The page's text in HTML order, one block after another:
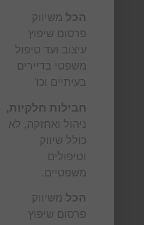
הכל משיווק
פרסום שיפוץ
עיצוב ועד טיפול
משפטי בדיירים
בעיתיים וכו'
חבילות חלקיות,
ניהול ואחזקה, לא
כולל שיווק
וטיפולים
משפטיים.
הכל משיווק
פרסום שיפוץ